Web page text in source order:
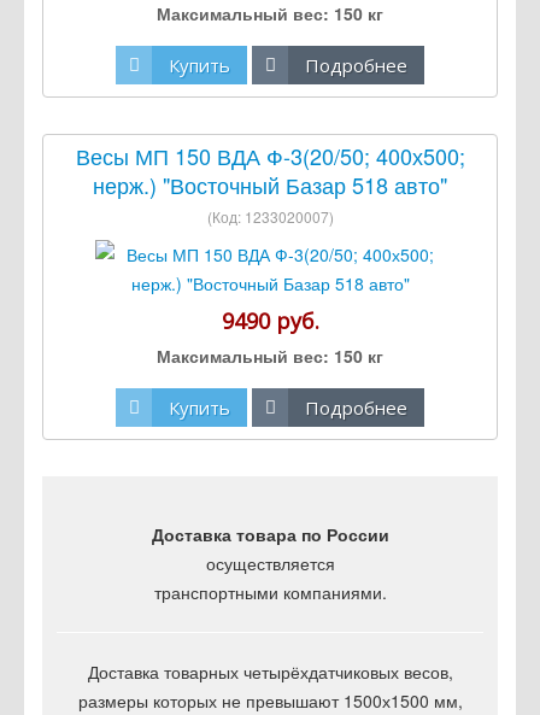
Максимальный вес: 150 кг
Купить Подробнее
Весы МП 150 ВДА Ф-3(20/50; 400х500;
нерж.) "Восточный Базар 518 авто"
(Код: 1233020007)
9490 руб.
Максимальный вес: 150 кг
Купить Подробнее
Доставка товара по России
осуществляется
транспортными компаниями.
Доставка товарных четырёхдатчиковых весов,
размеры которых не превышают 1500х1500 мм,